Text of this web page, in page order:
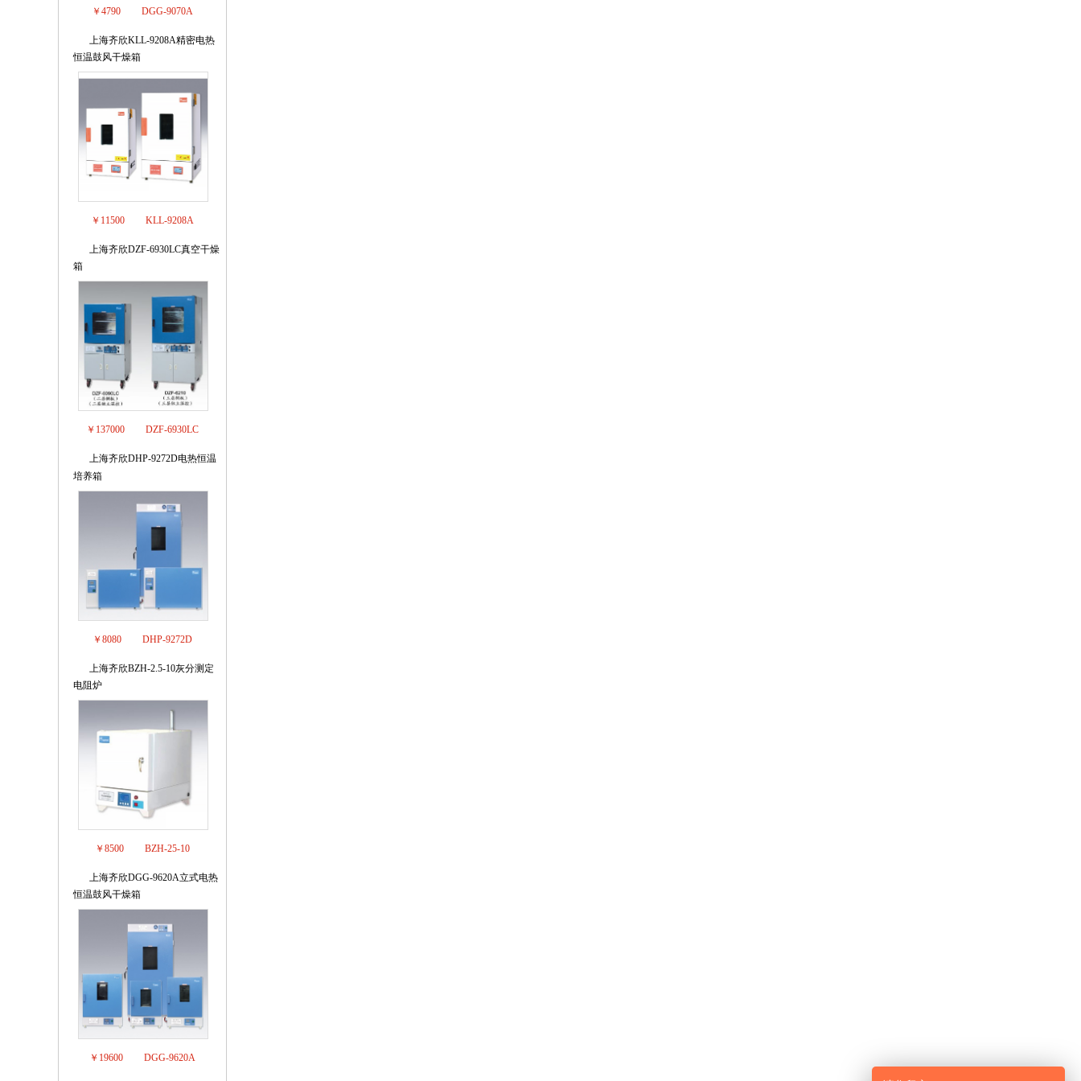
￥4790 DGG-9070A
上海齐欣KLL-9208A精密电热
恒温鼓风干燥箱
￥11500 KLL-9208A
上海齐欣DZF-6930LC真空干燥
箱
￥137000 DZF-6930LC
上海齐欣DHP-9272D电热恒温
培养箱
￥8080 DHP-9272D
上海齐欣BZH-2.5-10灰分测定
电阻炉
￥8500 BZH-25-10
上海齐欣DGG-9620A立式电热
恒温鼓风干燥箱
￥19600 DGG-9620A